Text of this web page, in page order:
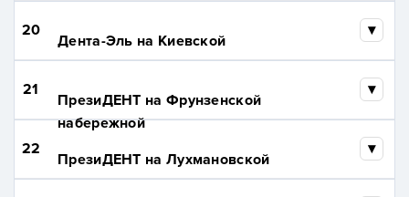
20
Дента-Эль на Киевской
21
ПрезиДЕНТ на Фрунзенской
набережной
22
ПрезиДЕНТ на Лухмановской